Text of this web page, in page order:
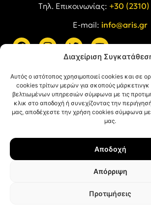
Διαχείριση
Αυτός ο ιστότοπος χρησιμοποιεί cookies και σε
cookies τρίτων μερών για σκοπούς μάρκετινγκ
βελτιωμένων υπηρεσιών σύμφωνα με τις
κλικ στο αποδοχή ή συνεχίζοντας την
μας, αποδέχεστε την χρήση cookies σύμφωνα με
μας.
Αποδοχή
Απόρριψη
Προτιμήσεις
Tηλ. Επικοινωνίας: +30
E-mail: info@aris.gr
Όροι Χρήσης
Πολιτική Cookies
© ΑΡΗΣ Α.Σ. All rights reserved.